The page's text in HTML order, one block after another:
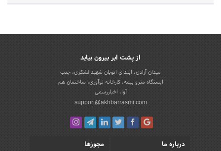
از پشت ابر بیرون بیاید
میدان آزادی، ابتدای اتوبان شهید لشکری، جنب
ایستگاه مترو بیمه، کارخانه نوآوری، ساختمان هم
آوا، اخباررسمی
support@akhbarrasmi.com
درباره ما
مجوزها